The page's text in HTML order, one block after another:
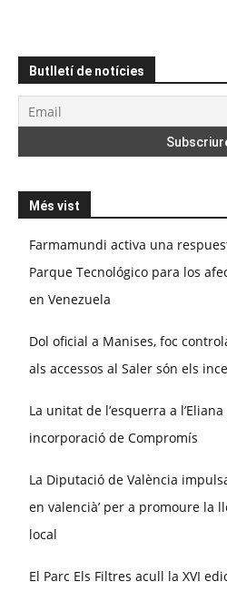
Butlletí de notícies
Més vist
Farmamundi activa una
Parque Tecnológico para los
en Venezuela
Dol oficial a Manises, foc
als accessos al Saler són els
La unitat de l’esquerra a
incorporació de Compromís
La Diputació de València
en valencià’ per a promoure la
local
El Parc Els Filtres acull la XVI